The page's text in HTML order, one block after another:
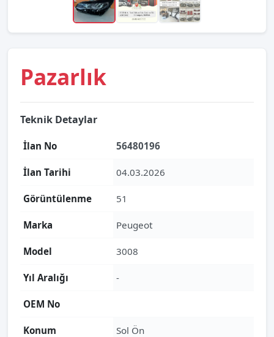
Pazarlık
Teknik Detaylar
İlan No 56480196
İlan Tarihi 04.03.2026
Görüntülenme 51
Marka Peugeot
Model 3008
Yıl Aralığı -
OEM No
Konum Sol Ön